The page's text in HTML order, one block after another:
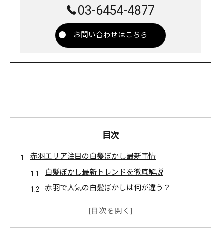
03-6454-4877
お問い合わせはこちら
目次
赤羽エリア注目の白髪ぼかし最新事情
白髪ぼかし最新トレンドを徹底解説
赤羽で人気の白髪ぼかしは何が違う？